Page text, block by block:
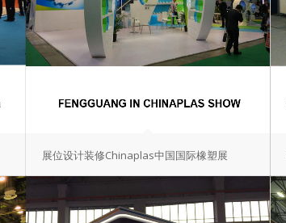
展位设计装修Chinaplas中国国际橡塑展